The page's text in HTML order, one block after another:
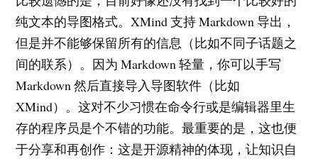
纯文本的导图格式。XMind 支持 Markdown 导出，
但是并不能够保留所有的信息（比如不同子话题之
间的联系）。因为 Markdown 轻量，你可以手写
Markdown 然后直接导入导图软件（比如
XMind）。这对不少习惯在命令行或是编辑器里生
存的程序员是个不错的功能。最重要的是，这也便
于分享和再创作：这是开源精神的体现，让知识自